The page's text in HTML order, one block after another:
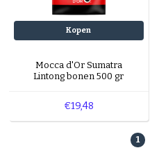
Kopen
Mocca d'Or Sumatra
Lintong bonen 500 gr
€19,48
1